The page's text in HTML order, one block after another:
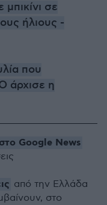
σε
ήλιους -
που
άρχισε η
Google News
από την Ελλάδα
στο